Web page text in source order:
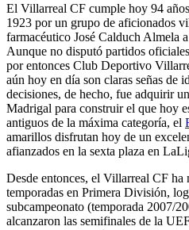
El Villarreal CF cumple hoy 94
1923 por un grupo de aficionados
farmacéutico José Calduch Almela
Aunque no disputó partidos
por entonces Club Deportivo
aún hoy en día son claras señas de
decisiones, de hecho, fue adquirir
Madrigal para construir el que hoy
antiguos de la máxima categoría, el
amarillos disfrutan hoy de un
afianzados en la sexta plaza en
Desde entonces, el Villarreal CF
temporadas en Primera División,
subcampeonato (temporada 2007/
alcanzaron las semifinales de la